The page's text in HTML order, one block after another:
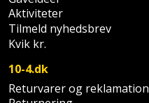
og
teleskopstøtte
Stålbørste
Stemmejern
Multicuttertilbehør
Multisliber
Nedbrydningshammer
Redskabsskur
Rengøring
Shelter
Aktiviteter
Tilmeld nyhedsbrev
Kvik kr.
10-4.dk
Returvarer og reklamation